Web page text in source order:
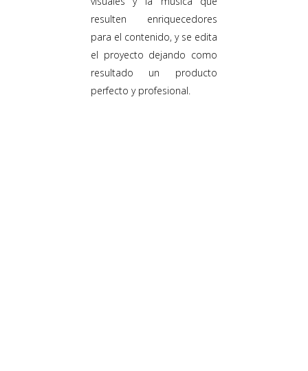
resulten enriquecedores
para el contenido, y se edita
el proyecto dejando como
resultado un producto
perfecto y profesional.